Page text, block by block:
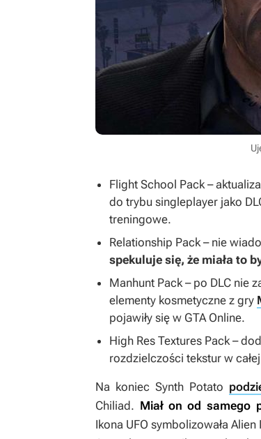
Flight School Pack –
do trybu singleplayer jako
treningowe.
Relationship Pack – nie
spekuluje się, że miała to
Manhunt Pack – po DLC nie
elementy kosmetyczne z gry
pojawiły się w GTA Online.
High Res Textures Pack –
rozdzielczości tekstur w
Na koniec Synth Potato
Chiliad. Miał on od samego
Ikona UFO symbolizowałaAlien